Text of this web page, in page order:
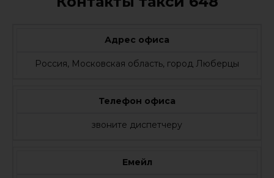
Адрес офиса
Россия, Московская область, город Люберцы
Телефон офиса
звоните диспетчеру
Емейл